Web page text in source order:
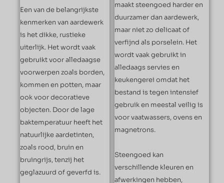
Een van de belangrijkste
kenmerken van aardewerk
is het dikke, rustieke
uiterlijk. Het wordt vaak
gebruikt voor alledaagse
voorwerpen zoals borden,
kommen en potten, maar
ook voor decoratieve
objecten. Door de lage
baktemperatuur heeft het
natuurlijke aardetinten,
zoals rood, bruin en
bruingrijs, tenzij het
geglazuurd of geverfd is.
maakt steengoed harder en
duurzamer dan aardewerk,
maar niet zo delicaat of
verfijnd als porselein. Het
wordt vaak gebruikt in
alledaags servies en
keukengerei omdat het
bestand is tegen intensief
gebruik en meestal veilig is
voor vaatwassers, ovens en
magnetrons.
Steengoed kan
verschillende kleuren en
afwerkingen hebben,